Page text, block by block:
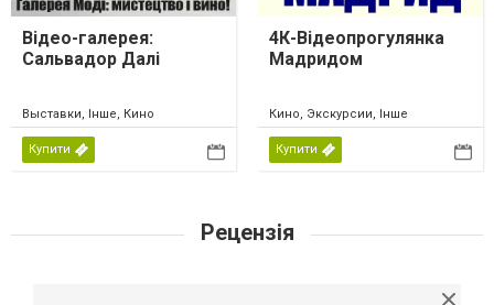
Відео-галерея:
Сальвадор Далі
Выставки, Інше, Кино
Купити
4К-Відеопрогулянка
Мадридом
Кино, Экскурсии, Інше
Купити
Рецензія